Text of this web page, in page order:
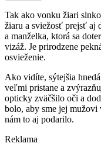
Tak ako vonku žiari
žiaru a sviežosť prejsť aj
a manželka, ktorá sa
vizáž. Je prirodzene
osvieženie.
Ako vidíte, sýtejšia
veľmi pristane a
opticky zväčšilo oči a
bolo, aby sme jej
nám to aj podarilo.
Reklama